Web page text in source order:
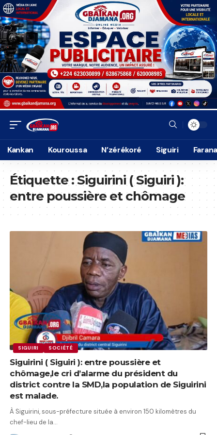
Kankan Kouroussa N’zérékoré Siguiri
Étiquette :Siguirini ( Siguiri ):
entre poussière et chômage
SIGUIRI SOCIÉTÉ
Siguirini ( Siguiri ): entre poussière et
chômage,le cri d’alarme du président du
district contre la SMD,la population de Siguirini
est malade.
À Siguirini, sous-préfecture située à environ 150 kilomètres du
chef-lieu de la…